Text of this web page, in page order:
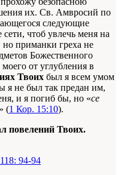
их. Св. Амвросий по
следующие
чтоб увлечь меня на
но приманки греха не
Божественного
от углубления в
Твоих был я всем умом
я не был так предан им,
и я погиб бы, но «се
» (1 Кор. 15:10).
повелений Твоих.
94-94